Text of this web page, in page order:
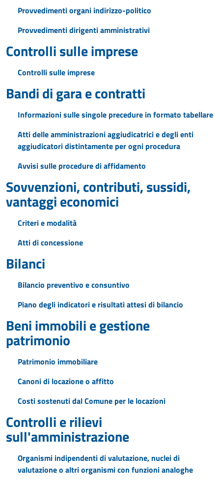
Provvedimenti organi indirizzo-politico
Provvedimenti dirigenti amministrativi
Controlli sulle imprese
Controlli sulle imprese
Bandi di gara e contratti
Informazioni sulle singole precedure in formato tabellare
Atti delle amministrazioni aggiudicatrici e degli enti
aggiudicatori distintamente per ogni procedura
Avvisi sulle procedure di affidamento
Sovvenzioni, contributi, sussidi,
vantaggi economici
Criteri e modalità
Atti di concessione
Bilanci
Bilancio preventivo e consuntivo
Piano degli indicatori e risultati attesi di bilancio
Beni immobili e gestione
patrimonio
Patrimonio immobiliare
Canoni di locazione o affitto
Costi sostenuti dal Comune per le locazioni
Controlli e rilievi
sull'amministrazione
Organismi indipendenti di valutazione, nuclei di
valutazione o altri organismi con funzioni analoghe